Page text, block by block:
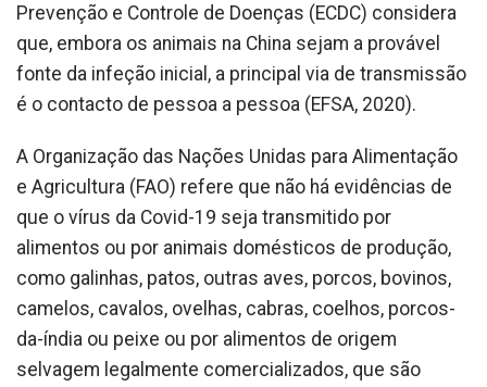
Prevenção e Controle de Doenças (ECDC) considera
que, embora os animais na China sejam a provável
fonte da infeção inicial, a principal via de transmissão
é o contacto de pessoa a pessoa (EFSA, 2020).
A Organização das Nações Unidas para Alimentação
e Agricultura (FAO) refere que não há evidências de
que o vírus da Covid-19 seja transmitido por
alimentos ou por animais domésticos de produção,
como galinhas, patos, outras aves, porcos, bovinos,
camelos, cavalos, ovelhas, cabras, coelhos, porcos-
da-índia ou peixe ou por alimentos de origem
selvagem legalmente comercializados, que são